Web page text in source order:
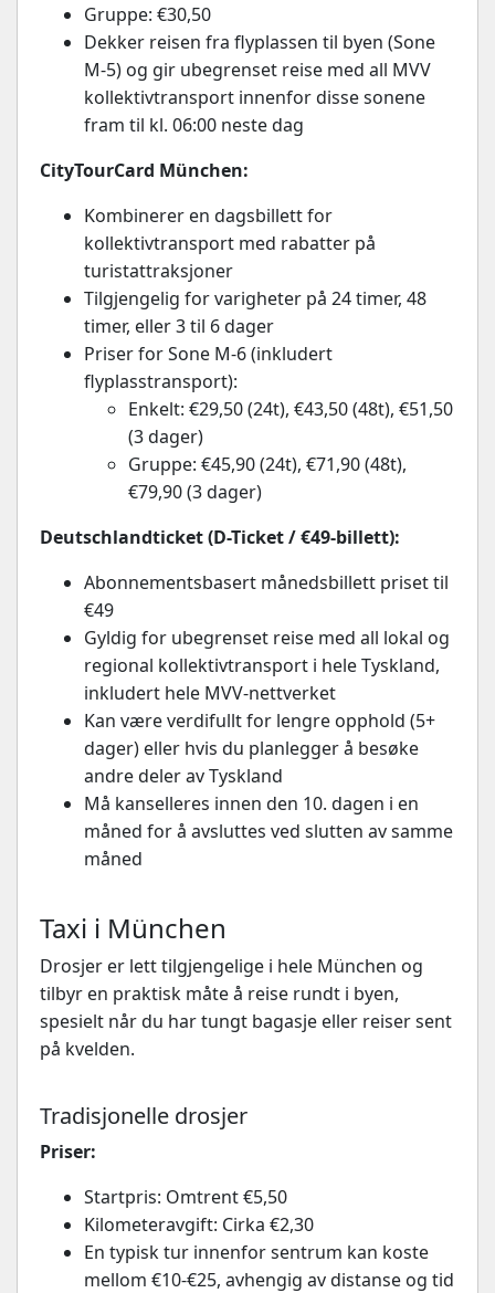
Gruppe: €30,50
Dekker reisen fra flyplassen til byen (Sone
M-5) og gir ubegrenset reise med all MVV
kollektivtransport innenfor disse sonene
fram til kl. 06:00 neste dag
CityTourCard München:
Kombinerer en dagsbillett for
kollektivtransport med rabatter på
turistattraksjoner
Tilgjengelig for varigheter på 24 timer, 48
timer, eller 3 til 6 dager
Priser for Sone M-6 (inkludert
flyplasstransport):
Enkelt: €29,50 (24t), €43,50 (48t), €51,50
(3 dager)
Gruppe: €45,90 (24t), €71,90 (48t),
€79,90 (3 dager)
Deutschlandticket (D-Ticket / €49-billett):
Abonnementsbasert månedsbillett priset til
€49
Gyldig for ubegrenset reise med all lokal og
regional kollektivtransport i hele Tyskland,
inkludert hele MVV-nettverket
Kan være verdifullt for lengre opphold (5+
dager) eller hvis du planlegger å besøke
andre deler av Tyskland
Må kanselleres innen den 10. dagen i en
måned for å avsluttes ved slutten av samme
måned
Taxi i München
Drosjer er lett tilgjengelige i hele München og
tilbyr en praktisk måte å reise rundt i byen,
spesielt når du har tungt bagasje eller reiser sent
på kvelden.
Tradisjonelle drosjer
Priser:
Startpris: Omtrent €5,50
Kilometeravgift: Cirka €2,30
En typisk tur innenfor sentrum kan koste
mellom €10-€25, avhengig av distanse og tid